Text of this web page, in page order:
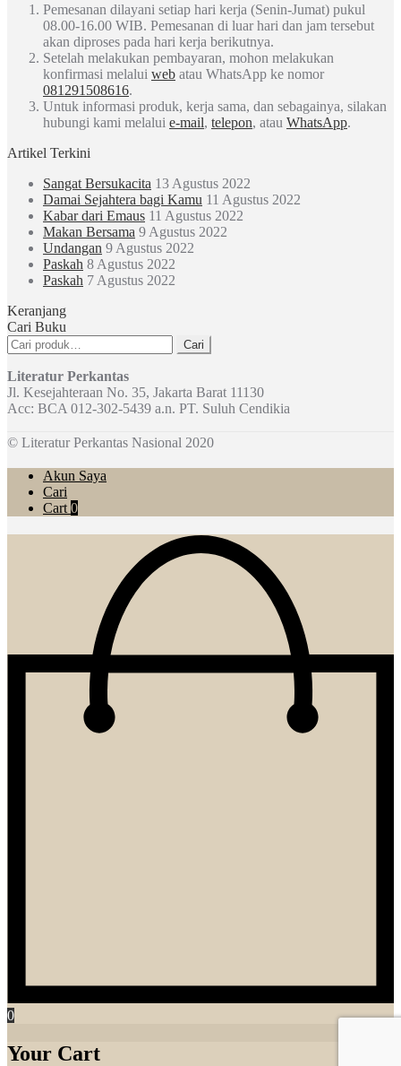
Pemesanan dilayani setiap hari kerja (Senin-Jumat) pukul
08.00-16.00 WIB. Pemesanan di luar hari dan jam tersebut
akan diproses pada hari kerja berikutnya.
Setelah melakukan pembayaran, mohon melakukan
konfirmasi melalui web atau WhatsApp ke nomor
081291508616.
Untuk informasi produk, kerja sama, dan sebagainya, silakan
hubungi kami melalui e-mail, telepon, atau WhatsApp.
Artikel Terkini
Sangat Bersukacita 13 Agustus 2022
Damai Sejahtera bagi Kamu 11 Agustus 2022
Kabar dari Emaus 11 Agustus 2022
Makan Bersama 9 Agustus 2022
Undangan 9 Agustus 2022
Paskah 8 Agustus 2022
Paskah 7 Agustus 2022
Keranjang
Cari Buku
Pencarian
untuk:
Cari
Literatur Perkantas
Jl. Kesejahteraan No. 35, Jakarta Barat 11130
Acc: BCA 012-302-5439 a.n. PT. Suluh Cendikia
© Literatur Perkantas Nasional 2020
Akun Saya
Cari
Cart 0
0
Your Cart